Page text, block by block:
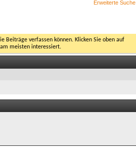
Erweiterte Suche
Beiträge verfassen können. Klicken Sie oben auf
am meisten interessiert.